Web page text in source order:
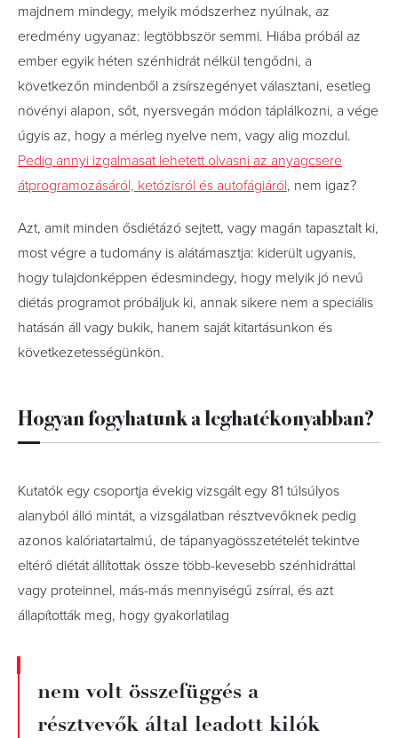
majdnem mindegy, melyik módszerhez nyúlnak, az
eredmény ugyanaz: legtöbbször semmi. Hiába próbál az
ember egyik héten szénhidrát nélkül tengődni, a
következőn mindenből a zsírszegényet választani, esetleg
növényi alapon, sőt, nyersvegán módon táplálkozni, a vége
úgyis az, hogy a mérleg nyelve nem, vagy alig mozdul.
Pedig annyi izgalmasat lehetett olvasni az anyagcsere
átprogramozásáról, ketózisról és autofágiáról, nem igaz?
Azt, amit minden ősdiétázó sejtett, vagy magán tapasztalt ki,
most végre a tudomány is alátámasztja: kiderült ugyanis,
hogy tulajdonképpen édesmindegy, hogy melyik jó nevű
diétás programot próbáljuk ki, annak sikere nem a speciális
hatásán áll vagy bukik, hanem saját kitartásunkon és
következetességünkön.
Hogyan fogyhatunk a leghatékonyabban?
Kutatók egy csoportja évekig vizsgált egy 81 túlsúlyos
alanyból álló mintát, a vizsgálatban résztvevőknek pedig
azonos kalóriatartalmú, de tápanyagösszetételét tekintve
eltérő diétát állítottak össze több-kevesebb szénhidráttal
vagy proteinnel, más-más mennyiségű zsírral, és azt
állapították meg, hogy gyakorlatilag
nem volt összefüggés a
résztvevők által leadott kilók